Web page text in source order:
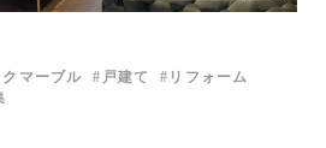
マーブル 戸建て
リフォーム